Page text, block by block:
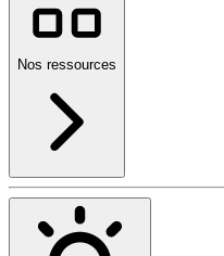
Nos ressources